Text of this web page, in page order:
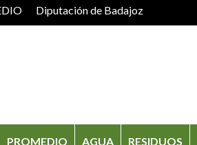
Diputación de Badajoz
PROMEDIO AGUA RESIDUOS